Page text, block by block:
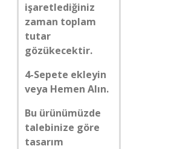
işaretlediğiniz
zaman toplam
tutar
gözükecektir.
4-Sepete ekleyin
veya Hemen Alın.
Bu ürünümüzde
talebinize göre
tasarım